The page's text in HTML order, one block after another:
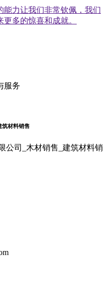
能力让我们非常钦佩，我们
多的惊喜和成就。
服务
筑材料销售
公司_木材销售_建筑材料销